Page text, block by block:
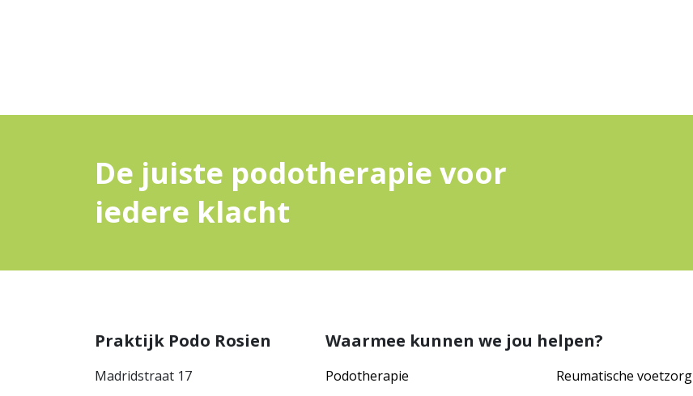
De juiste podotherapie voor
iedere klacht
Praktijk Podo Rosien
Madridstraat 17
Waarmee kunnen we jou helpen?
Podotherapie Reumatische voetzorg